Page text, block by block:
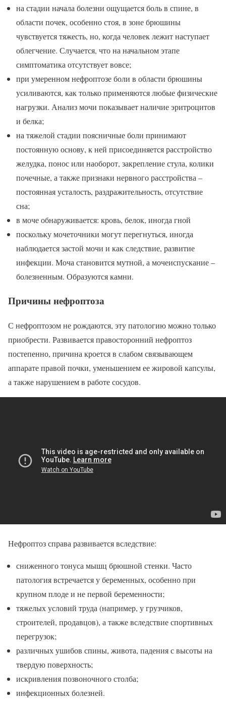
на стадии начала болезни ощущается боль в спине, в
области почек, особенно стоя, в зоне брюшины
чувствуется тяжесть, но, когда человек лежит наступает
облегчение. Случается, что на начальном этапе
симптоматика отсутствует вовсе;
при умеренном нефроптозе боли в области брюшины
усиливаются, как только применяются любые физические
нагрузки. Анализ мочи показывает наличие эритроцитов
и белка;
на тяжелой стадии поясничные боли принимают
постоянную основу, к ней присоединяется расстройство
желудка, понос или наоборот, закрепление стула, колики
почечные, а также признаки нервного расстройства –
постоянная усталость, раздражительность, отсутствие
сна;
в моче обнаруживается: кровь, белок, иногда гной
поскольку мочеточники могут перегнуться, иногда
наблюдается застой мочи и как следствие, развитие
инфекции. Моча становится мутной, а мочеиспускание –
болезненным. Образуются камни.
Причины нефроптоза
С нефроптозом не рождаются, эту патологию можно только
приобрести. Развивается правосторонний нефроптоз
постепенно, причина кроется в слабом связывающем
аппарате правой почки, уменьшением ее жировой капсулы,
а также нарушением в работе сосудов.
Нефроптоз справа развивается вследствие:
сниженного тонуса мышц брюшной стенки. Часто
патология встречается у беременных, особенно при
крупном плоде и не первой беременности;
тяжелых условий труда (например, у грузчиков,
строителей, продавцов), а также вследствие спортивных
перегрузок;
различных ушибов спины, живота, падения с высоты на
твердую поверхность;
искривления позвоночного столба;
инфекционных болезней.